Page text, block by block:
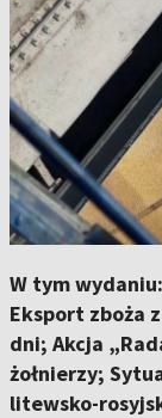
W tym
Eksport zboża
dni; Akcja
żołnierzy;
litewsko-